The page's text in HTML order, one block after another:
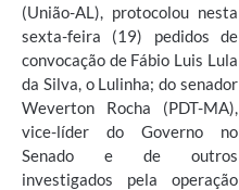
(União-AL), protocolou nesta
sexta-feira (19) pedidos de
convocação de Fábio Luis Lula
da Silva, o Lulinha; do senador
Weverton Rocha (PDT-MA),
vice-líder do Governo no
Senado e de outros
investigados pela operação